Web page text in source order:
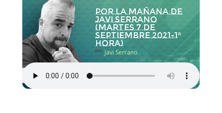
Por la Mañana de
Javi Serrano
(martes 7 de
septiembre 2021-1ª
hora)
con Javi Serrano